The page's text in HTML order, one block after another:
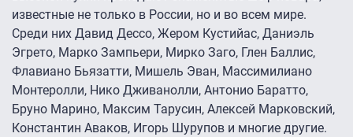
известные не только в России, но и во всем мире.
Среди них Давид Дессо, Жером Кустийас, Даниэль
Эгрето, Марко Зампьери, Мирко Заго, Глен Баллис,
Флавиано Бьязатти, Мишель Эван, Массимилиано
Монтеролли, Нико Дживанолли, Антонио Баратто,
Бруно Марино, Максим Тарусин, Алексей Марковский,
Константин Аваков, Игорь Шурупов и многие другие.